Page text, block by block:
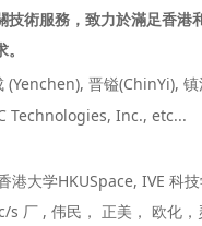
術服務，致力於滿足香港
(Yenchen), 晋镒(ChinYi), 镇
Technologies, Inc., etc...
港大学HKUSpace, IVE 科
厂 , 伟民， 正美， 欧化，